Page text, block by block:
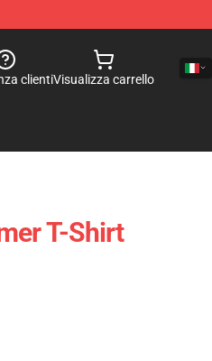
clientiVisualizza carrello
T-Shirt